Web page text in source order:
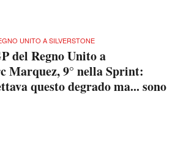
UNITO A SILVERSTONE
del Regno Unito a
Marquez, 9° nella Sprint:
questo degrado ma... sono